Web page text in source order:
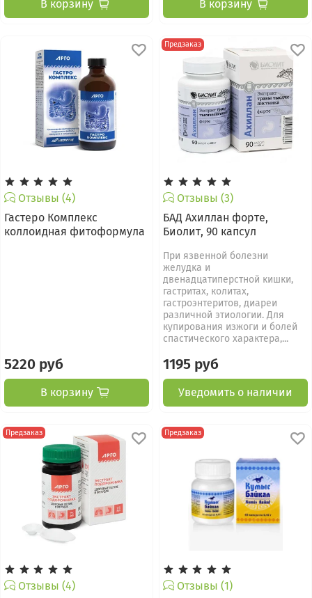
В корзину В корзину
Отзывы (4)
Гастеро Комплекс
коллоидная фитоформула
5220 руб
В корзину
Предзаказ
Отзывы (3)
БАД Ахиллан форте,
Биолит, 90 капсул
При язвенной болезни
желудка и
двенадцатиперстной кишки,
гастритах, колитах,
гастроэнтеритов, диареи
различной этиологии. Для
купирования изжоги и болей
спастического характера,...
1195 руб
Уведомить о наличии
Предзаказ
Отзывы (4)
Предзаказ
Отзывы (1)